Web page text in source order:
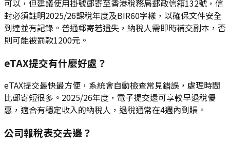
可以，但建議使用掛號郵寄至香港稅務局郵政信箱132號，信
封必須註明2025/26課稅年度及BIR60字樣，以確保文件安全
到達並有記錄。普通郵寄若遺失，納稅人需即時補交副本，否
則可能被罰款1200元。
eTAX提交有什麼好處？
eTAX提交最快最方便，系統會自動檢查常見錯誤，處理時間
比郵寄短很多。2025/26年度，電子提交還可享較早退稅優
惠，適合有穩定收入的納稅人，退稅通常在4週內到賬。
公司報稅表交去邊？